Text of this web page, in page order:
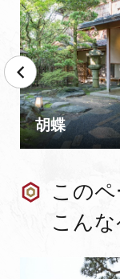
胡蝶
このペ
こん